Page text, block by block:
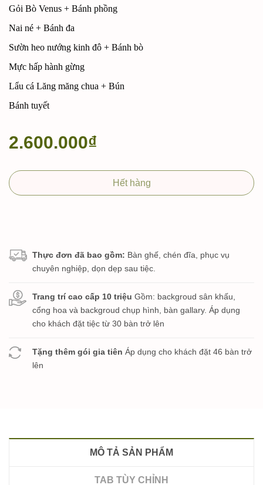
Gỏi Bò Venus + Bánh phồng
Nai né + Bánh đa
Sườn heo nướng kinh đô + Bánh bò
Mực hấp hành gừng
Lẩu cá Lăng măng chua + Bún
Bánh tuyết
2.600.000₫
Hết hàng
Thực đơn đã bao gồm: Bàn ghế, chén đĩa, phục vụ
chuyên nghiệp, dọn dẹp sau tiệc.
Trang trí cao cấp 10 triệu Gồm: backgroud sân khấu,
cổng hoa và backgroud chụp hình, bàn gallary. Áp dụng
cho khách đặt tiệc từ 30 bàn trở lên
Tặng thêm gói gia tiên Áp dụng cho khách đặt 46 bàn trở
lên
MÔ TẢ SẢN PHẨM
TAB TÙY CHỈNH